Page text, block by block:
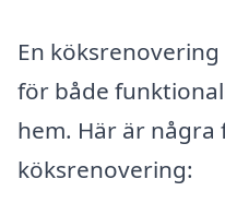
En
för både
hem. Här är några
köksrenovering: